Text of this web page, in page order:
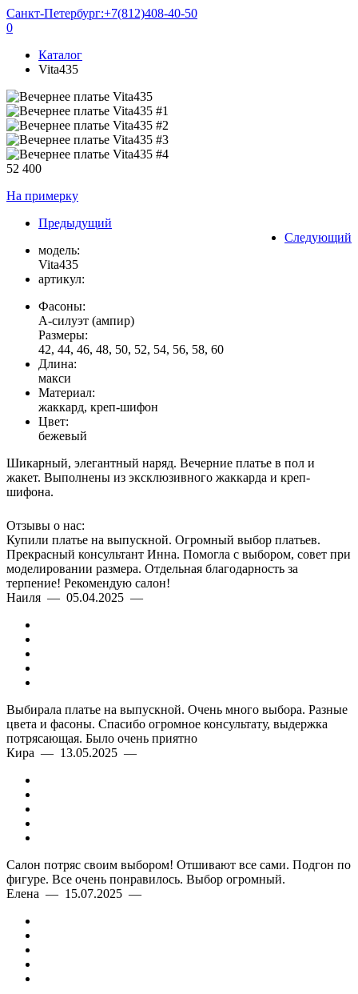
Санкт-Петербург:+7(812)408-40-50
0
Каталог
Vita435
52 400
На примерку
Предыдущий
Следующий
модель:
Vita435
артикул:
Фасоны:
А-силуэт (ампир)
Размеры:
42, 44, 46, 48, 50, 52, 54, 56, 58, 60
Длина:
макси
Материал:
жаккард, креп-шифон
Цвет:
бежевый
Шикарный, элегантный наряд. Вечерние платье в пол и
жакет. Выполнены из эксклюзивного жаккарда и креп-
шифона.
Отзывы о нас:
Купили платье на выпускной. Огромный выбор платьев.
Прекрасный консультант Инна. Помогла с выбором, совет при
моделировании размера. Отдельная благодарность за
терпение! Рекомендую салон!
Наиля — 05.04.2025 —
Выбирала платье на выпускной. Очень много выбора. Разные
цвета и фасоны. Спасибо огромное консультату, выдержка
потрясающая. Было очень приятно
Кира — 13.05.2025 —
Салон потряс своим выбором! Отшивают все сами. Подгон по
фигуре. Все очень понравилось. Выбор огромный.
Елена — 15.07.2025 —